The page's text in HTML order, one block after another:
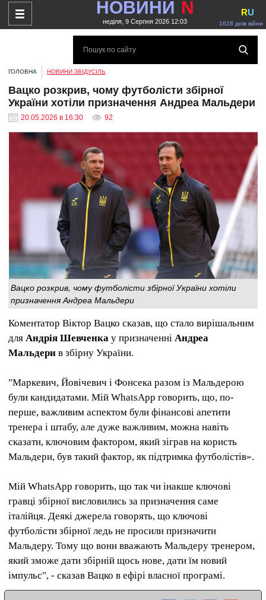
НОВИНИ N
неділя, 9 Серпня 2026 12:03 1628 днів війни
RU
ГОЛОВНА НОВИНИ ЗВІДУСІЛЬ
Вацко розкрив, чому футболісти збірної
України хотіли призначення Андреа Мальдери
20.05.2026 в 16:30 92
Вацко розкрив, чому футболісти збірної України хотіли
призначення Андреа Мальдери
Коментатор Віктор Вацко сказав, що стало вирішальним
для Андрія Шевченка у призначенні Андреа
Мальдери в збірну України.
"Маркевич, Йовічевич і Фонсека разом із Мальдерою
були кандидатами. Мій WhatsApp говорить, що, по-
перше, важливим аспектом були фінансові апетити
тренера і штабу, але дуже важливим, можна навіть
сказати, ключовим фактором, який зіграв на користь
Мальдери, був такий фактор, як підтримка футболістів».
Мій WhatsApp говорить, що так чи інакше ключові
гравці збірної висловились за призначення саме
італійця. Деякі джерела говорять, що ключові
футболісти збірної ледь не просили призначити
Мальдеру. Тому що вони вважають Мальдеру тренером,
який зможе дати збірній щось нове, дати їм новий
імпульс", - сказав Вацко в ефірі власної програмі.